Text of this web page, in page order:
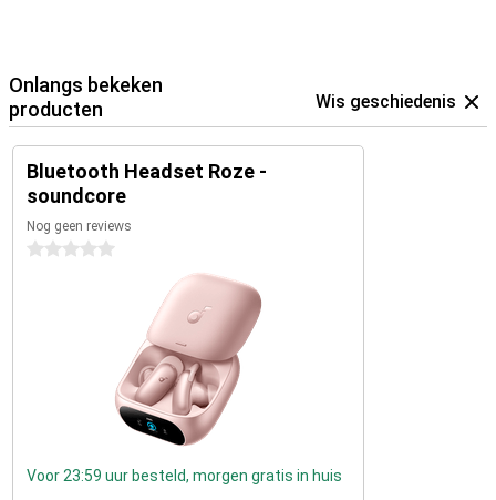
Onlangs bekeken
producten
Wis geschiedenis
Bluetooth Headset Roze -
soundcore
Nog geen reviews
0 sterren
Voor 23:59 uur besteld, morgen gratis in huis